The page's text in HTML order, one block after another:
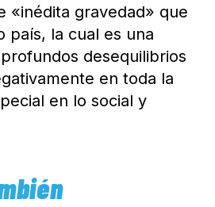
«inédita gravedad» que
país, la cual es una
desequilibrios
en toda la
en lo social y